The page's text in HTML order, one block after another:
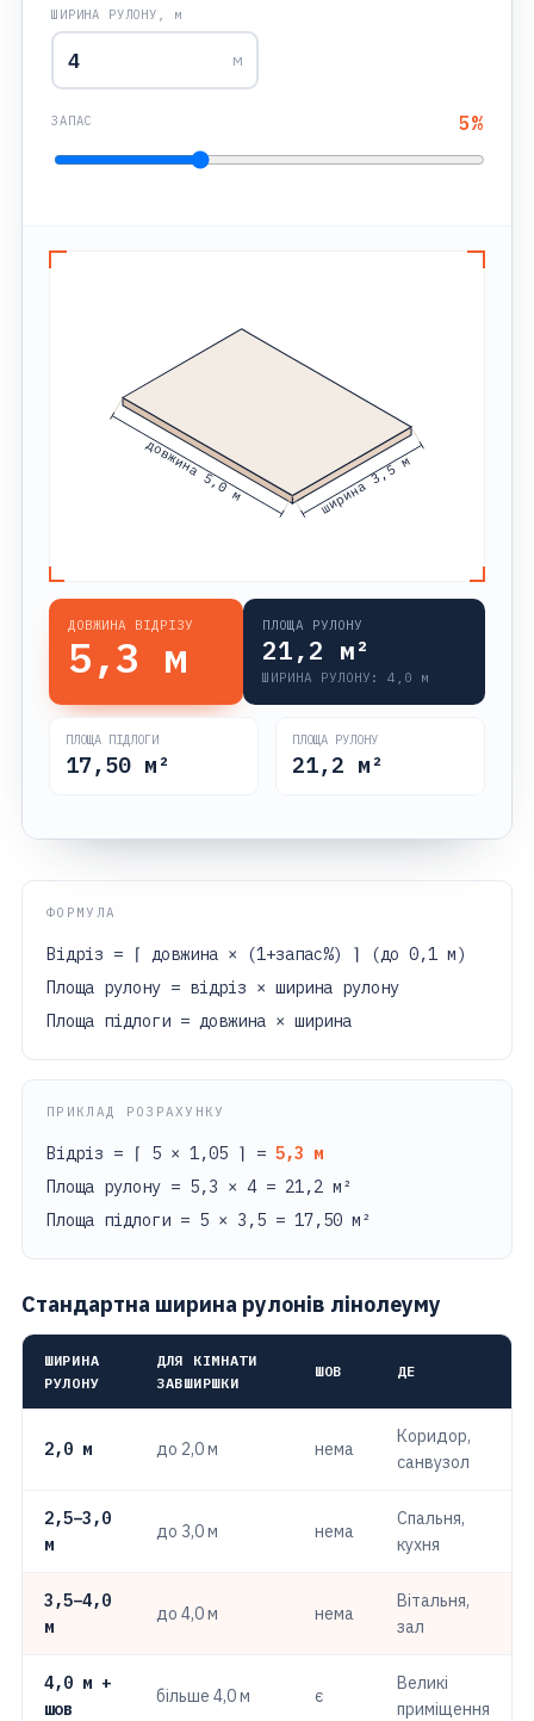
ШИРИНА РУЛОНУ, м
м
ЗАПАС 5%
довжина 5,0 м ширина 3,5 м
ДОВЖИНА ВІДРІЗУ
5,3 м
ПЛОЩА РУЛОНУ
21,2 м²
ШИРИНА РУЛОНУ:4,0 м
ПЛОЩА ПІДЛОГИ
17,50 м²
ПЛОЩА РУЛОНУ
21,2 м²
ФОРМУЛА
Відріз = ⌈ довжина × (1+запас%) ⌉ (до 0,1 м)
Площа рулону = відріз × ширина рулону
Площа підлоги = довжина × ширина
ПРИКЛАД РОЗРАХУНКУ
Відріз = ⌈ 5 × 1,05 ⌉ = 5,3 м
Площа рулону = 5,3 × 4 = 21,2 м²
Площа підлоги = 5 × 3,5 = 17,50 м²
Стандартна ширина рулонів лінолеуму
ШИРИНА
РУЛОНУ
ДЛЯ КІМНАТИ
ЗАВШИРШКИ
ШОВ ДЕ
2,0 м до 2,0 м нема
Коридор,
санвузол
2,5–3,0
м
до 3,0 м нема
Спальня,
кухня
3,5–4,0
м
до 4,0 м нема
Вітальня,
зал
4,0 м +
шов
більше 4,0 м є
Великі
приміщення